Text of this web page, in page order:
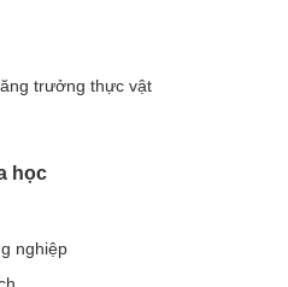
trưởng thực vật
học
nghiệp